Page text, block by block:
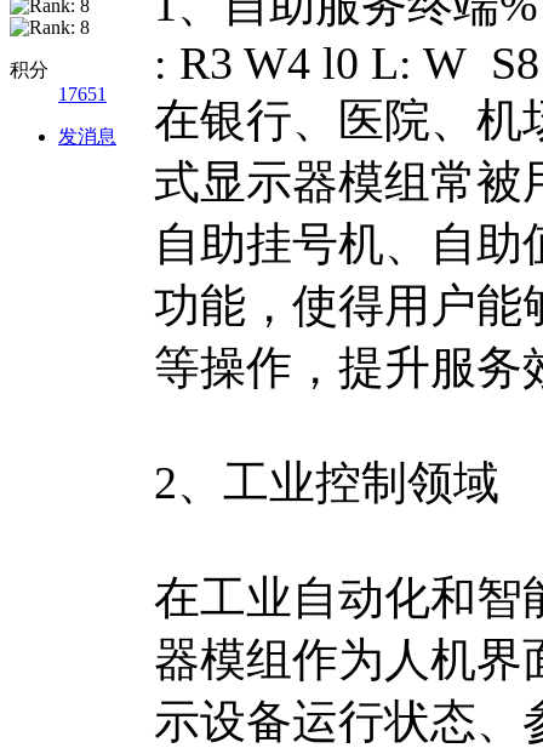
积分
17651
发消息
: R3 W4 l0 L: W
在银行、医院、机
式显示器模组常被
自助挂号机、自
功能，使得用户能
等操作，提升服务
2、工业控制领域
在工业自动化和智
器模组作为人机界
示设备运行状态、